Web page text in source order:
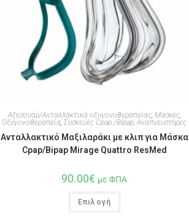
Αξεσουάρ/Ανταλλακτικά οξυγονοθεραπείας, Μάσκες,
Οξυγονοθεραπεία ,Συσκευές Cpap /Bipap, Αναπνευστήρες
Ανταλλακτικό Μαξιλαράκι με κλιπ για Μάσκα
Cpap/Bipap Mirage Quattro ResMed
90.00€ με ΦΠΑ
Επιλογή